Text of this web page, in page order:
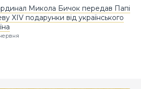
Микола Бичок передав Папі
XIV подарунки від українського